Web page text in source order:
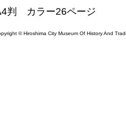
判 カラー26ページ
© Hiroshima City Museum Of History And